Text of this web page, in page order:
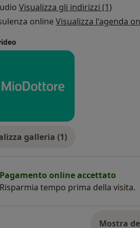
Visualizza gli indirizzi (1)
online Visualizza l'agenda
galleria (1)
Pagamento online accettato
Risparmia tempo prima della visita.
Mostra